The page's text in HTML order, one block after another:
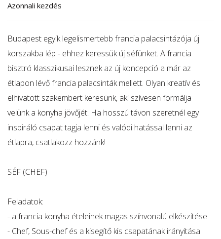
Azonnali kezdés
Budapest egyik legelismertebb francia palacsintázója új
korszakba lép - ehhez keressük új séfünket. A francia
bisztró klasszikusai lesznek az új koncepció a már az
étlapon lévő francia palacsinták mellett. Olyan kreatív és
elhivatott szakembert keresünk, aki szívesen formálja
velünk a konyha jövőjét. Ha hosszú távon szeretnél egy
inspiráló csapat tagja lenni és valódi hatással lenni az
étlapra, csatlakozz hozzánk!
SÉF (CHEF)
Feladatok:
- a francia konyha ételeinek magas színvonalú elkészítése
- Chef, Sous-chef és a kisegítő kis csapatának irányítása